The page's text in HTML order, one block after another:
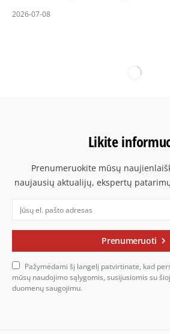
2026-07-08
Likite
Prenumeruokite mūsų
naujausių aktualijų, ekspertų
Prenumeruoti
Pažymėdami šį langelį patvirtinate, kad
mūsų naudojimo sąlygomis, susijusiomis su
duomenų saugojimu.